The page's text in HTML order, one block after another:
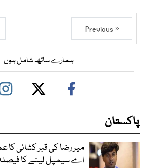
« Previous
ہمارے ساتھ شامل ہوں
پاکستان
میر رضا کی قبر کشائی کا
اے سیمپل لینے کا